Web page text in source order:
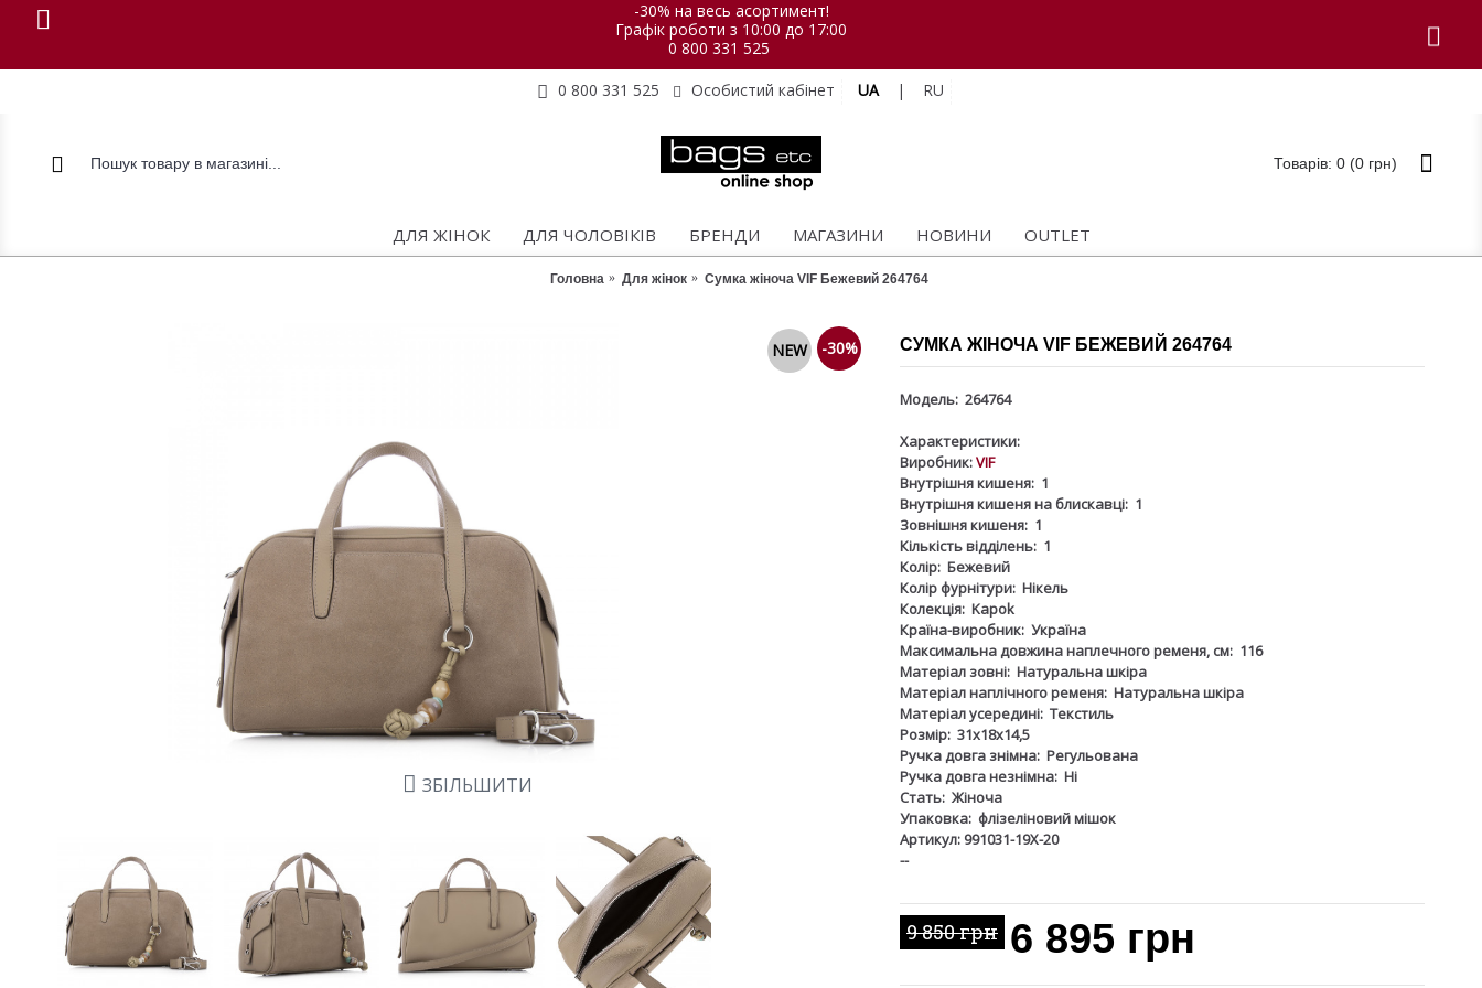
-30% на весь асортимент!
Графік роботи з 10:00 до 17:00
0 800 331 525
0 800 331 525
Особистий кабінет UA | RU
Товарів: 0 (0 грн)
ДЛЯ ЖІНОК ДЛЯ ЧОЛОВІКІВ БРЕНДИ МАГАЗИНИ НОВИНИ OUTLET
Головна Для жінок Сумка жіноча VIF Бежевий 264764
-30%
NEW
ЗБІЛЬШИТИ
СУМКА ЖІНОЧА VIF БЕЖЕВИЙ 264764
Модель: 264764
Характеристики:
Виробник:VIF
Внутрішня кишеня: 1
Внутрішня кишеня на блискавці: 1
Зовнішня кишеня: 1
Кількість відділень: 1
Колір: Бежевий
Колір фурнітури: Нікель
Колекція: Kapok
Країна-виробник: Україна
Максимальна довжина наплечного ременя, см: 116
Матеріал зовні: Натуральна шкіра
Матеріал наплічного ременя: Натуральна шкіра
Матеріал усередині: Текстиль
Розмір: 31х18х14,5
Ручка довга знімна: Регульована
Ручка довга незнімна: Ні
Стать: Жіноча
Упаковка: флізеліновий мішок
Артикул: 991031-19Х-20
--
9 850 грн 6 895 грн